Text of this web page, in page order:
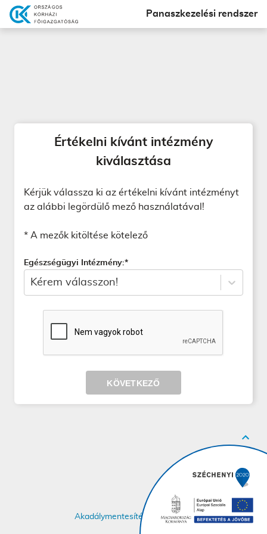
Panaszkezelési rendszer
Értékelni kívánt intézmény
kiválasztása
Kérjük válassza ki az értékelni kívánt intézményt
az alábbi legördülő mező használatával!
* A mezők kitöltése kötelező
Egészségügyi Intézmény:*
Kérem válasszon!
Akadálymentesítési nyilatkozat